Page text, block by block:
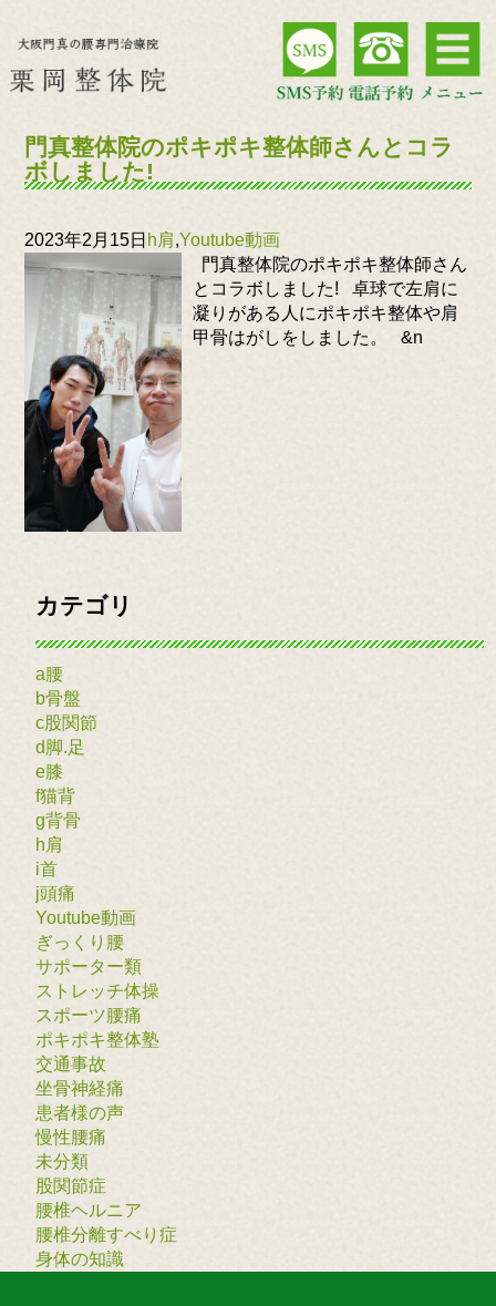
門真整体院のポキポキ整体師さんとコラ
ボしました!
2023年2月15日 h肩,Youtube動画
門真整体院のポキポキ整体師さん
とコラボしました! 卓球で左肩に
凝りがある人にポキポキ整体や肩
甲骨はがしをしました。 &n
カテゴリ
a腰
b骨盤
c股関節
d脚.足
e膝
f猫背
g背骨
h肩
i首
j頭痛
Youtube動画
ぎっくり腰
サポーター類
ストレッチ体操
スポーツ腰痛
ポキポキ整体塾
交通事故
坐骨神経痛
患者様の声
慢性腰痛
未分類
股関節症
腰椎ヘルニア
腰椎分離すべり症
身体の知識